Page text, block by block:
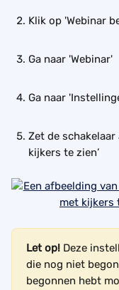
Klik op 'Webinar
Ga naar 'Webinar'
Ga naar
Zet de
kijkers te zien’
Let op! Deze
die nog niet
begonnen hebt